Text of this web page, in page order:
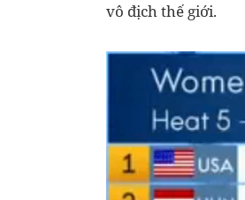
vô địch thế giới.